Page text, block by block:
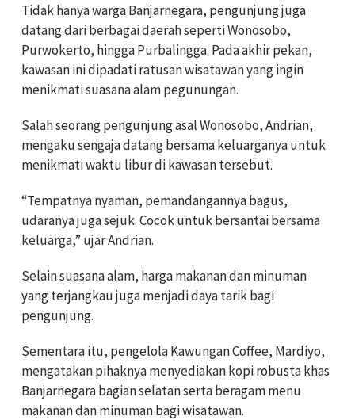
Tidak hanya warga Banjarnegara, pengunjung juga
datang dari berbagai daerah seperti Wonosobo,
Purwokerto, hingga Purbalingga. Pada akhir pekan,
kawasan ini dipadati ratusan wisatawan yang ingin
menikmati suasana alam pegunungan.
Salah seorang pengunjung asal Wonosobo, Andrian,
mengaku sengaja datang bersama keluarganya untuk
menikmati waktu libur di kawasan tersebut.
“Tempatnya nyaman, pemandangannya bagus,
udaranya juga sejuk. Cocok untuk bersantai bersama
keluarga,” ujar Andrian.
Selain suasana alam, harga makanan dan minuman
yang terjangkau juga menjadi daya tarik bagi
pengunjung.
Sementara itu, pengelola Kawungan Coffee, Mardiyo,
mengatakan pihaknya menyediakan kopi robusta khas
Banjarnegara bagian selatan serta beragam menu
makanan dan minuman bagi wisatawan.